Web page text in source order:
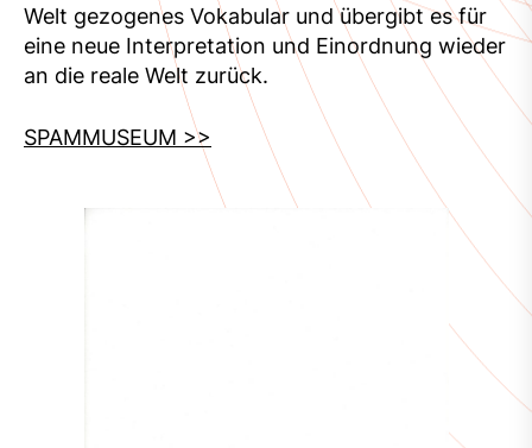
Welt gezogenes Vokabular und übergibt es für
eine neue Interpretation und Einordnung wieder
an die reale Welt zurück.
SPAMMUSEUM >>